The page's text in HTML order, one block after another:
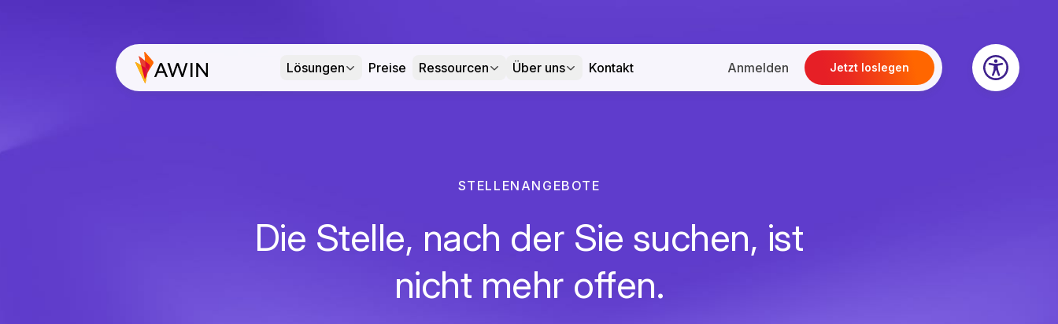
Lösungen Preise Ressourcen Über uns Kontakt Anmelden Jetzt loslegen
STELLENANGEBOTE
Die Stelle, nach der Sie suchen, ist
nicht mehr offen.